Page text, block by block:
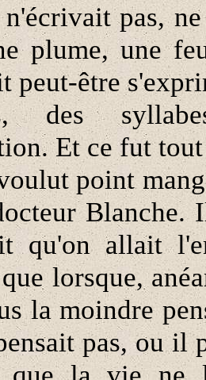
pas,
plume, une
peut-être
des
Et ce fut
point
qu'on allait
lorsque,
la moindre
pas, ou il